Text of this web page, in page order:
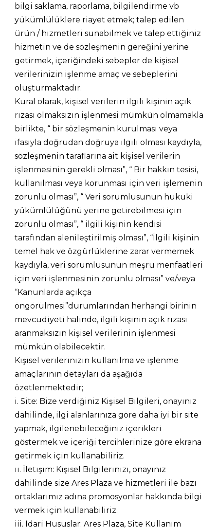
bilgi saklama, raporlama, bilgilendirme vb
yükümlülüklere riayet etmek; talep edilen
ürün / hizmetleri sunabilmek ve talep ettiğiniz
hizmetin ve de sözleşmenin gereğini yerine
getirmek, içeriğindeki sebepler de kişisel
verilerinizin işlenme amaç ve sebeplerini
oluşturmaktadır.
Kural olarak, kişisel verilerin ilgili kişinin açık
rızası olmaksızın işlenmesi mümkün olmamakla
birlikte, “ bir sözleşmenin kurulması veya
ifasıyla doğrudan doğruya ilgili olması kaydıyla,
sözleşmenin taraflarına ait kişisel verilerin
işlenmesinin gerekli olması”, “ Bir hakkın tesisi,
kullanılması veya korunması için veri işlemenin
zorunlu olması”, “ Veri sorumlusunun hukuki
yükümlülüğünü yerine getirebilmesi için
zorunlu olması”, “ ilgili kişinin kendisi
tarafından alenileştirilmiş olması”, “İlgili kişinin
temel hak ve özgürlüklerine zarar vermemek
kaydıyla, veri sorumlusunun meşru menfaatleri
için veri işlenmesinin zorunlu olması” ve/veya
“Kanunlarda açıkça
öngörülmesi”durumlarından herhangi birinin
mevcudiyeti halinde, ilgili kişinin açık rızası
aranmaksızın kişisel verilerinin işlenmesi
mümkün olabilecektir.
Kişisel verilerinizin kullanılma ve işlenme
amaçlarının detayları da aşağıda
özetlenmektedir;
i. Site: Bize verdiğiniz Kişisel Bilgileri, onayınız
dahilinde, ilgi alanlarınıza göre daha iyi bir site
yapmak, ilgilenebileceğiniz içerikleri
göstermek ve içeriği tercihlerinize göre ekrana
getirmek için kullanabiliriz.
ii. İletişim: Kişisel Bilgilerinizi, onayınız
dahilinde size Ares Plaza ve hizmetleri ile bazı
ortaklarımız adına promosyonlar hakkında bilgi
vermek için kullanabiliriz.
iii. İdari Hususlar: Ares Plaza, Site Kullanım